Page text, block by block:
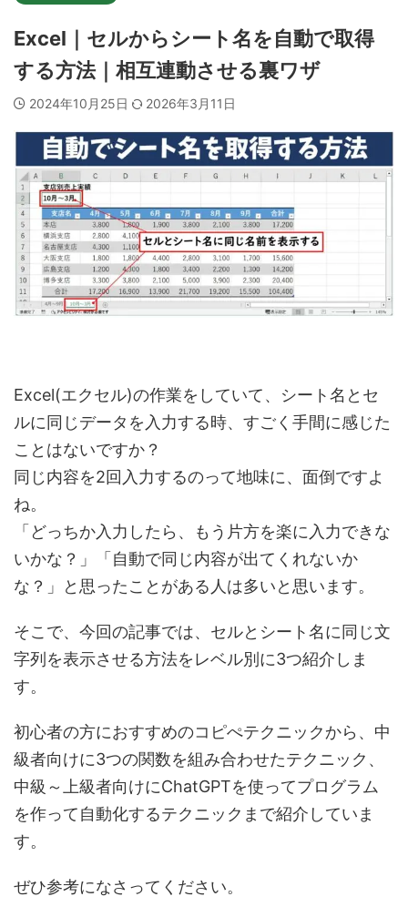
Excel｜セルからシート名を自動で取得
する方法｜相互連動させる裏ワザ
2024年10月25日 2026年3月11日
Excel(エクセル)の作業をしていて、シート名とセ
ルに同じデータを入力する時、すごく手間に感じた
ことはないですか？
同じ内容を2回入力するのって地味に、面倒ですよ
ね。
「どっちか入力したら、もう片方を楽に入力できな
いかな？」「自動で同じ内容が出てくれないか
な？」と思ったことがある人は多いと思います。
そこで、今回の記事では、セルとシート名に同じ文
字列を表示させる方法をレベル別に3つ紹介しま
す。
初心者の方におすすめのコピぺテクニックから、中
級者向けに3つの関数を組み合わせたテクニック、
中級～上級者向けにChatGPTを使ってプログラム
を作って自動化するテクニックまで紹介していま
す。
ぜひ参考になさってください。